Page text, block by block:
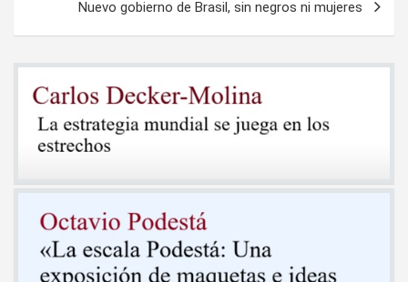
Nuevo gobierno de Brasil, sin negros ni mujeres